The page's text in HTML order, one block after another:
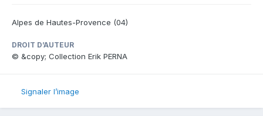
Alpes de Hautes-Provence (04)
DROIT D’AUTEUR
© &copy; Collection Erik PERNA
Signaler l’image